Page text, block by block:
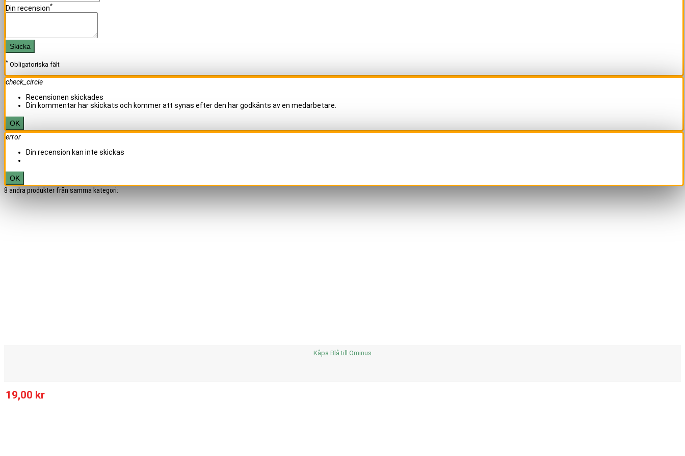
Din recension*
Skicka
* Obligatoriska fält
check_circle
Recensionen skickades
Din kommentar har skickats och kommer att synas efter den har godkänts av en medarbetare.
OK
error
Din recension kan inte skickas
OK
8 andra produkter från samma kategori:
Kåpa Blå till Ominus
19,00 kr